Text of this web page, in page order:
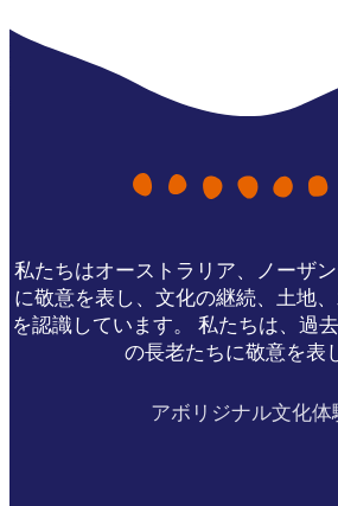
私たちはオーストラリア、ノーザ
に敬意を表し、文化の継続、土地
を認識しています。 私たちは、過
の長老たちに敬意を表
アボリジナル文化体